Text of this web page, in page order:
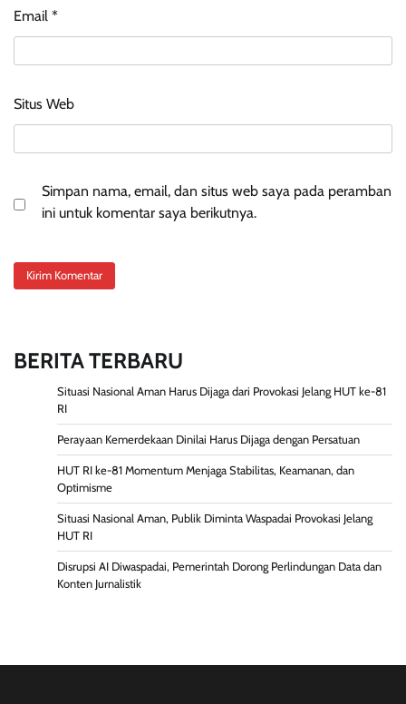
Email *
Situs Web
Simpan nama, email, dan situs web saya pada peramban
ini untuk komentar saya berikutnya.
BERITA TERBARU
Situasi Nasional Aman Harus Dijaga dari Provokasi Jelang HUT ke-81
RI
Perayaan Kemerdekaan Dinilai Harus Dijaga dengan Persatuan
HUT RI ke-81 Momentum Menjaga Stabilitas, Keamanan, dan
Optimisme
Situasi Nasional Aman, Publik Diminta Waspadai Provokasi Jelang
HUT RI
Disrupsi AI Diwaspadai, Pemerintah Dorong Perlindungan Data dan
Konten Jurnalistik